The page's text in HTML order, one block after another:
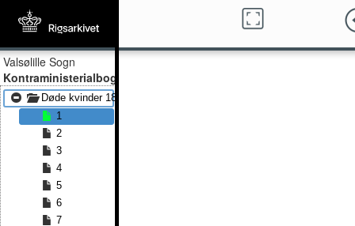
Valsølille Sogn
Kontraministerialbog
Døde kvinder 1831 - Døde kvinder 1853
1
2
3
4
5
6
7